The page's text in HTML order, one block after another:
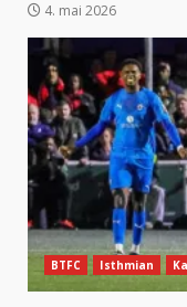
4. mai 2026
BTFC Isthmian